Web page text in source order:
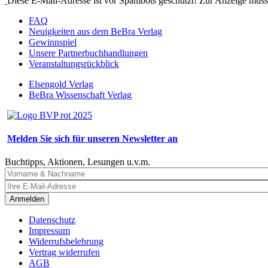
FAQ
Neuigkeiten aus dem BeBra Verlag
Gewinnspiel
Unsere Partnerbuchhandlungen
Veranstaltungsrückblick
Elsengold Verlag
BeBra Wissenschaft Verlag
Melden Sie sich für unseren Newsletter an
Buchtipps, Aktionen, Lesungen u.v.m.
Anmelden
Datenschutz
Impressum
Widerrufsbelehrung
Vertrag widerrufen
AGB